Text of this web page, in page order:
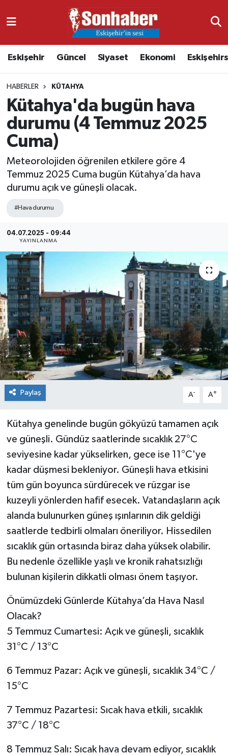
Eskişehir Güncel Siyaset Ekonomi
HABERLER KÜTAHYA
Kütahya'da bugün hava
durumu (4 Temmuz 2025
Cuma)
Meteorolojiden öğrenilen etkilere göre 4
Temmuz 2025 Cuma bugün Kütahya’da hava
durumu açık ve güneşli olacak.
#Hava durumu
04.07.2025 - 09:44
YAYINLANMA
Paylaş A- A+
Kütahya genelinde bugün gökyüzü tamamen açık
ve güneşli. Gündüz saatlerinde sıcaklık 27°C
seviyesine kadar yükselirken, gece ise 11°C'ye
kadar düşmesi bekleniyor. Güneşli hava etkisini
tüm gün boyunca sürdürecek ve rüzgar ise
kuzeyli yönlerden hafif esecek. Vatandaşların açık
alanda bulunurken güneş ışınlarının dik geldiği
saatlerde tedbirli olmaları öneriliyor. Hissedilen
sıcaklık gün ortasında biraz daha yüksek olabilir.
Bu nedenle özellikle yaşlı ve kronik rahatsızlığı
bulunan kişilerin dikkatli olması önem taşıyor.
Önümüzdeki Günlerde Kütahya’da Hava Nasıl
Olacak?
5 Temmuz Cumartesi: Açık ve güneşli, sıcaklık
31°C / 13°C
6 Temmuz Pazar: Açık ve güneşli, sıcaklık 34°C /
15°C
7 Temmuz Pazartesi: Sıcak hava etkili, sıcaklık
37°C / 18°C
8 Temmuz Salı: Sıcak hava devam ediyor, sıcaklık
Ekonomi
Güncel
Kültür & Sanat
Magazin
Resmi İlanlar
Spor
Nöbetçi Eczaneler
Namaz Vakitleri
Trafik Durumu
Süper Lig Puan Durumu ve Fikstür
Tüm Manşetler
Son Dakika Haberleri